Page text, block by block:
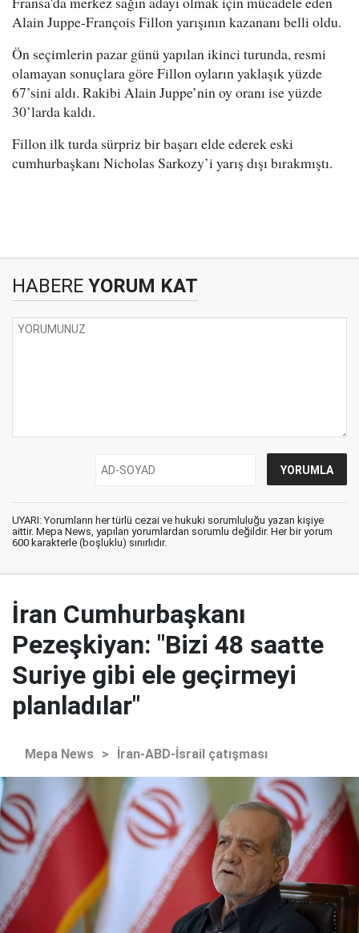
Alain Juppe-François Fillon yarışının kazananı belli oldu.
Ön seçimlerin pazar günü yapılan ikinci turunda, resmi
olamayan sonuçlara göre Fillon oyların yaklaşık yüzde
67’sini aldı. Rakibi Alain Juppe’nin oy oranı ise yüzde
30’larda kaldı.
Fillon ilk turda sürpriz bir başarı elde ederek eski
cumhurbaşkanı Nicholas Sarkozy’i yarış dışı bırakmıştı.
HABERE YORUM KAT
UYARI: Yorumların her türlü cezai ve hukuki sorumluluğu yazan kişiye
aittir. Mepa News, yapılan yorumlardan sorumlu değildir. Her bir yorum
600 karakterle (boşluklu) sınırlıdır.
İran Cumhurbaşkanı
Pezeşkiyan: "Bizi 48 saatte
Suriye gibi ele geçirmeyi
planladılar"
Mepa News > İran-ABD-İsrail çatışması